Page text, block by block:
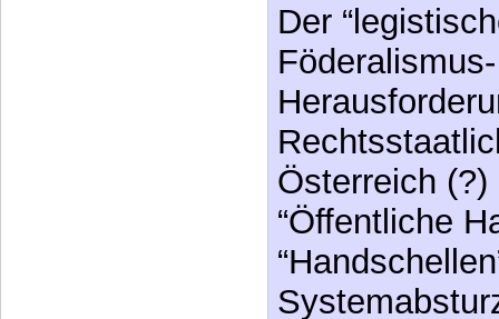
Der
Österreich
“Öffentliche